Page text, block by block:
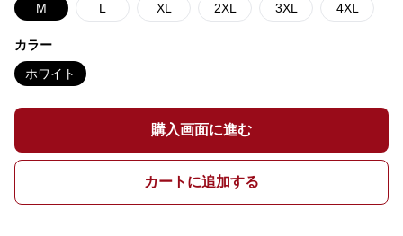
M L XL 2XL 3XL 4XL
カラー
ホワイト
購入画面に進む
カートに追加する